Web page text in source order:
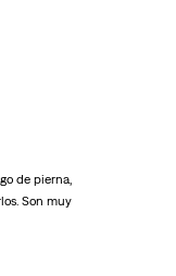
de pierna,
Son muy